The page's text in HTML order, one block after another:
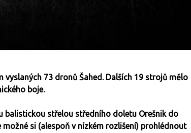
vyslaných 73 dronů Šahed. Dalších 19 strojů mělo
boje.
balistickou střelou středního doletu Orešnik do
možné si (alespoň v nízkém rozlišení) prohlédnout